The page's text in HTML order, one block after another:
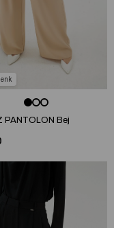
PANTOLON Bej